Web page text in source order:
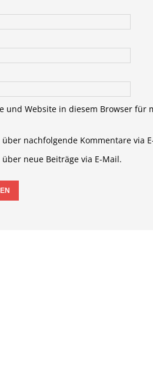
und Website in diesem Browser für
nachfolgende Kommentare via
neue Beiträge via E-Mail.